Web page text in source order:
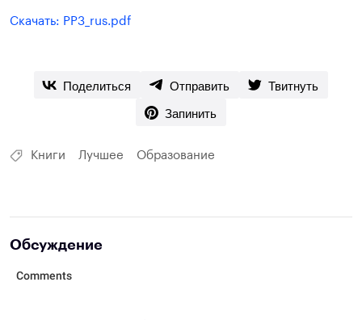
Скачать: PP3_rus.pdf
Поделиться Отправить
Твитнуть
Запинить
Книги Лучшее Образование
Обсуждение